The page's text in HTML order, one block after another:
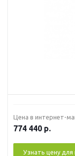
Цена в интернет-
774 440 р.
Узнать цену для